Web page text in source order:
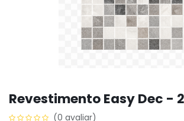
Revestimento Easy Dec -
(0 avaliar)